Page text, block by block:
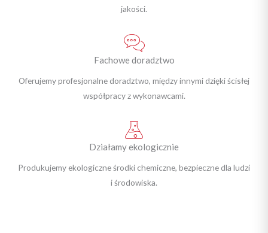
jakości.
Fachowe doradztwo
Oferujemy profesjonalne doradztwo, między innymi dzięki ścisłej
współpracy z wykonawcami.
Działamy ekologicznie
Produkujemy ekologiczne środki chemiczne, bezpieczne dla ludzi
i środowiska.